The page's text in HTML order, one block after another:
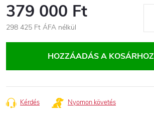
379 000 Ft
298 425 Ft ÁFA nélkül
HOZZÁADÁS A KOSÁRHOZ
Kérdés Nyomon követés